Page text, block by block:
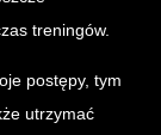
treningów.
postępy, tym
utrzymać